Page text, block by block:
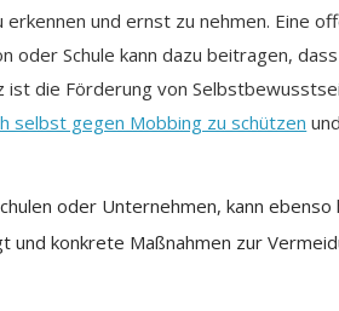
und ernst zu nehmen. Eine
oder Schule kann dazu beitragen,
die Förderung von
selbst gegen Mobbing zu schützen
oder Unternehmen, kann
konkrete Maßnahmen zur